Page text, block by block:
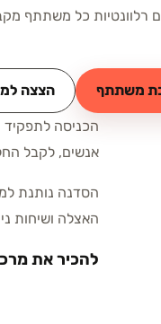
משתתף הצצה
הכניסה לתפקיד
אנשים, לקבל
האצלה ושיחות
להכיר את